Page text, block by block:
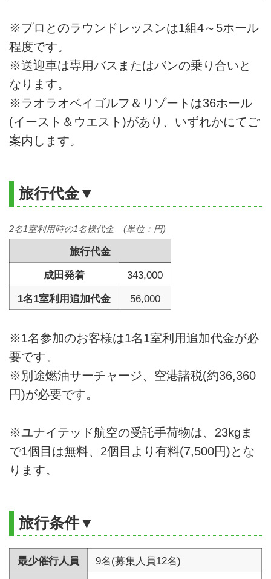
※プロとのラウンドレッスンは1組4～5ホール
程度です。
※送迎車は専用バスまたはバンの乗り合いと
なります。
※ラオラオベイゴルフ＆リゾートは36ホール
(イースト＆ウエスト)があり、いずれかにてご
案内します。
旅行代金▼
旅行代金
成田発着
343,000
1名1室利用追加代金
56,000
2名1室利用時の1名様代金 (単位：円)
※1名参加のお客様は1名1室利用追加代金が必
要です。
※別途燃油サーチャージ、空港諸税(約36,360
円)が必要です。
※ユナイテッド航空の受託手荷物は、23kgま
で1個目は無料、2個目より有料(7,500円)とな
ります。
旅行条件▼
最少催行人員
9名(募集人員12名)